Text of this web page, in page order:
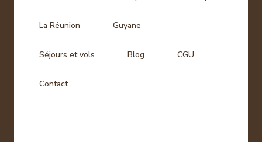
La Réunion Guyane
Séjours et vols Blog CGU
Contact